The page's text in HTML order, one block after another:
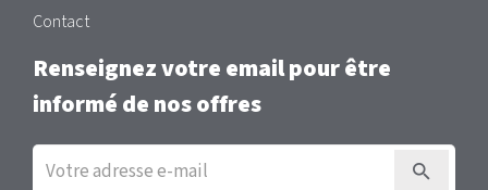
Contact
Renseignez votre email pour être
informé de nos offres
Inscription